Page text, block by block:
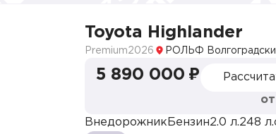
Toyota Highlander
Premium2026 РОЛЬФ
5 890 000 ₽
Внедорожник Бензин2.0 л.248